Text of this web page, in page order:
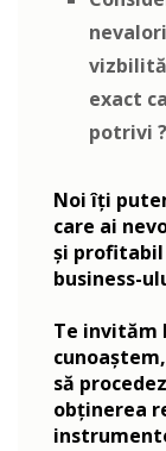
exact
potrivi ?
Noi îți
care ai
și profitabil
business-
Te invităm
să
obținerea